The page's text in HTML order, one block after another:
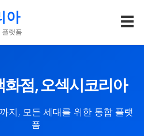
아
플랫폼
☰
화점, 오섹시코리아
지, 모든 세대를 위한 통합 플랫
폼